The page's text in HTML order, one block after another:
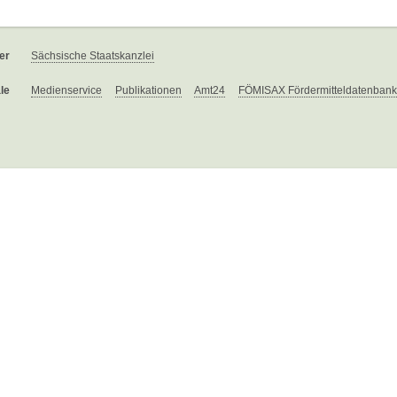
Sächsische Staatskanzlei
Medienservice Publikationen Amt24 FÖMISAX Fördermitteldatenbank